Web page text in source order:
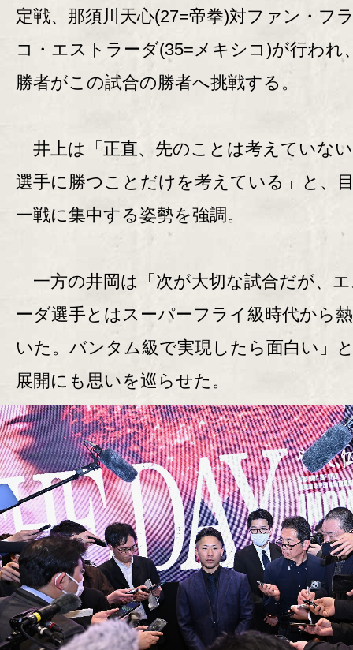
定戦、那須川天心(27=帝拳)対ファン・フ
コ・エストラーダ(35=メキシコ)が行われ
勝者がこの試合の勝者へ挑戦する。
井上は「正直、先のことは考えていな
選手に勝つことだけを考えている」と、
一戦に集中する姿勢を強調。
一方の井岡は「次が大切な試合だが、
ーダ選手とはスーパーフライ級時代から
いた。バンタム級で実現したら面白い」
展開にも思いを巡らせた。